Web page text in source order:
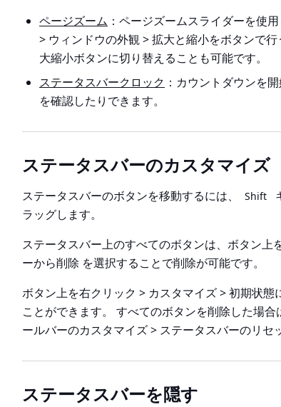
ページズーム ：ページズームスライダーを使
> ウィンドウの外観 > 拡大と縮小をボタンで行
大縮小ボタンに切り替えることも可能です。
ステータスバークロック ：カウントダウンを
を確認したりできます。
ステータスバーのカスタマイズ
ステータスバーのボタンを移動するには、 Shift
ラッグします。
ステータスバー上のすべてのボタンは、 ボタン上
ーから削除 を選択することで削除が可能です。
ボタン上を右クリック > カスタマイズ > 初期状態
ことができます。 すべてのボタンを削除した場合
ールバーのカスタマイズ > ステータスバーのリセ
ステータスバーを隠す